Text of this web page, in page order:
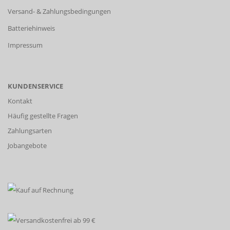
Versand- & Zahlungsbedingungen
Batteriehinweis
Impressum
KUNDENSERVICE
Kontakt
Häufig gestellte Fragen
Zahlungsarten
Jobangebote